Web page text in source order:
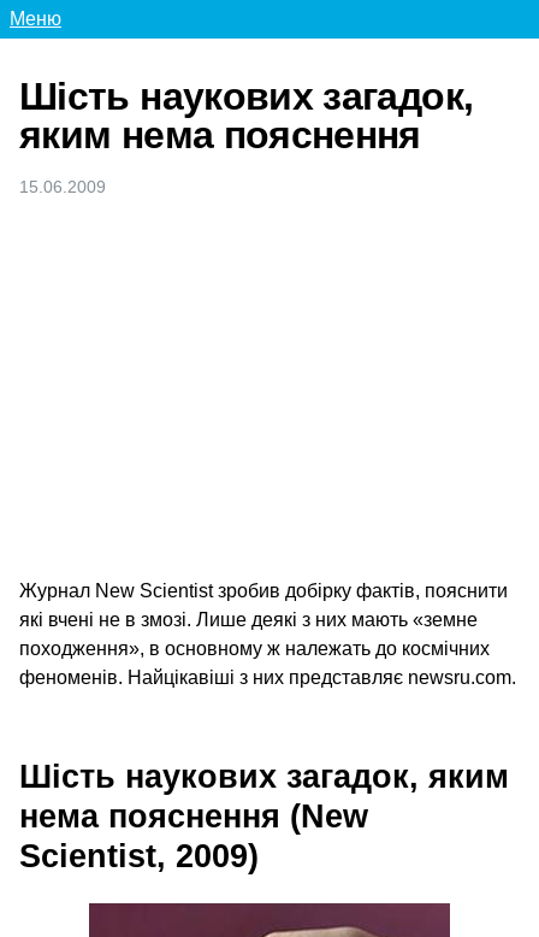
Меню
Шість наукових загадок,
яким нема пояснення
15.06.2009
Журнал New Scientist зробив добірку фактів, пояснити
які вчені не в змозі. Лише деякі з них мають «земне
походження», в основному ж належать до космічних
феноменів. Найцікавіші з них представляє newsru.com.
Шість наукових загадок, яким
нема пояснення (New
Scientist, 2009)